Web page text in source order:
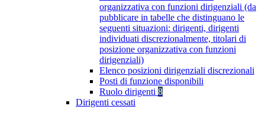
organizzativa con funzioni dirigenziali (da
pubblicare in tabelle che distinguano le
seguenti situazioni: dirigenti, dirigenti
individuati discrezionalmente, titolari di
posizione organizzativa con funzioni
dirigenziali)
Elenco posizioni dirigenziali discrezionali
Posti di funzione disponibili
Ruolo dirigenti 8
Dirigenti cessati